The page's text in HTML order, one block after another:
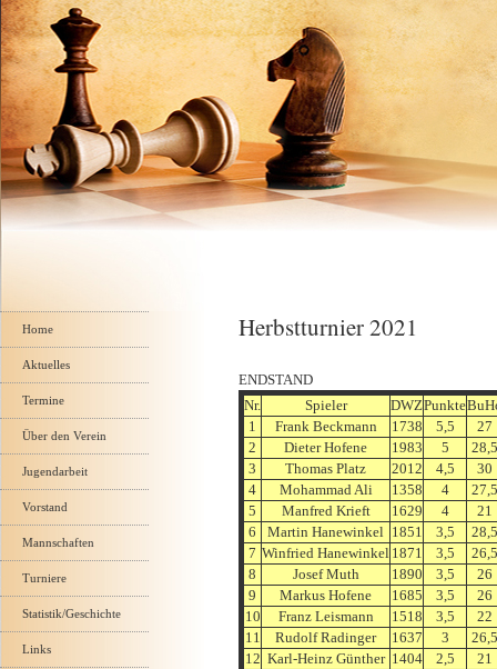
Herbstturnier 2021
ENDSTAND
Nr.
Spieler DWZPunkte
1
Frank Beckmann 1738 5,5
27
2
Dieter Hofene 1983 5
28,5
3
Thomas Platz 2012 4,5
30
4
Mohammad Ali 1358 4
27,5
5
Manfred Krieft 1629 4
21
6
Martin Hanewinkel 1851 3,5
28,5
7 Winfried Hanewinkel 1871 3,5
26,5
8
Josef Muth 1890 3,5
26
9
Markus Hofene 1685 3,5
26
10
Franz Leismann 1518 3,5
22
11
Rudolf Radinger 1637 3
26,5
12 Karl-Heinz Günther 1404 2,5
21
Navigation
überspringen
Home
Aktuelles
Termine
Über den Verein
Jugendarbeit
Vorstand
Mannschaften
Turniere
Statistik/Geschichte
Links